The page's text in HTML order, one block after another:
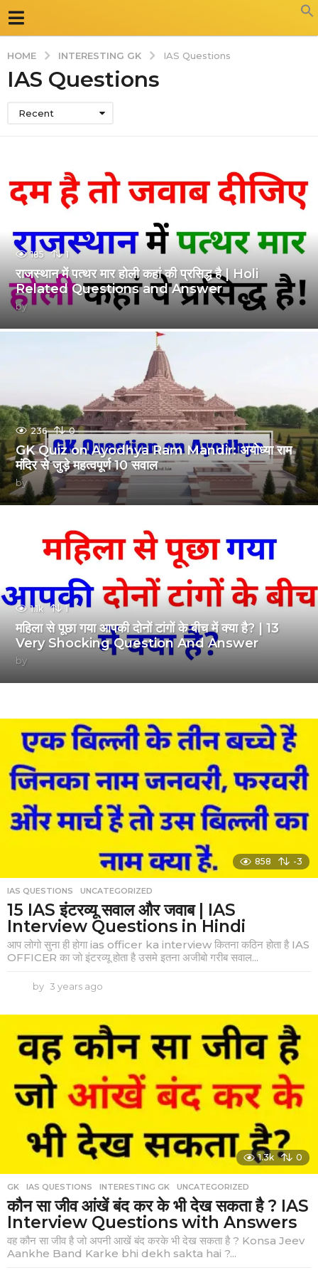
HOME INTERESTING GK IAS Questions
IAS Questions
Recent
185 1
राजस्थान में पत्थर मार होली कहां की प्रसिद्ध है | Holi
Related Questions and Answer
by
236 0
GK Quiz on Ayodhya Ram Mandir: अयोध्या राम
मंदिर से जुड़े महत्वपूर्ण 10 सवाल
by
1.1k 1
महिला से पूछा गया आपकी दोनों टांगों के बीच में क्या है? | 13
Very Shocking Question And Answer
by
858 -3
IAS QUESTIONS ,UNCATEGORIZED
15 IAS इंटरव्यू सवाल और जवाब | IAS
Interview Questions in Hindi
आप लोगो सुना ही होगा ias officer ka interview कितना कठिन होता है IAS
OFFICER का जो इंटरव्यू होता है उसमे इतना अजीबो गरीब सवाल...
by 3 years ago
e
a
r
s
g
o
1.3k 0
GK ,IAS QUESTIONS ,INTERESTING GK ,UNCATEGORIZED
कौन सा जीव आंखें बंद कर के भी देख सकता है ? IAS
Interview Questions with Answers
वह कौन सा जीव है जो अपनी आखें बंद करके भी देख सकता है ? Konsa Jeev
Aankhe Band Karke bhi dekh sakta hai ?...